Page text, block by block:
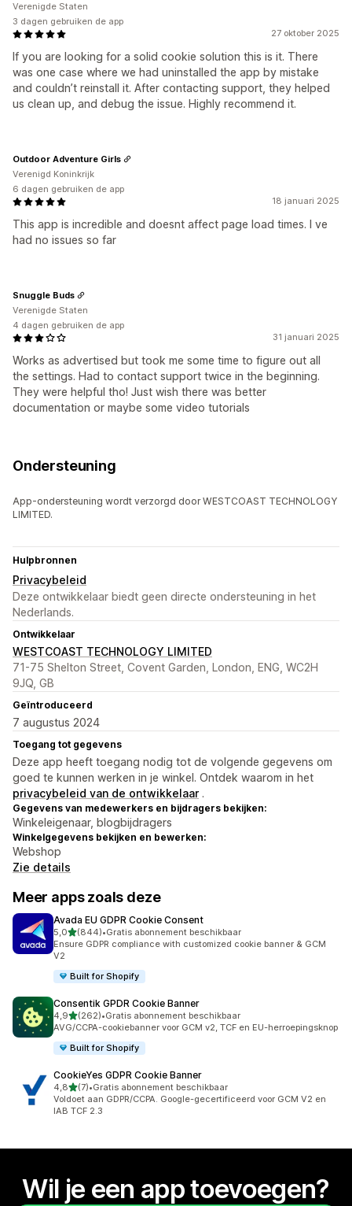
27 oktober 2025
If you are looking for a solid cookie solution this is it. There
was one case where we had uninstalled the app by mistake
and couldn’t reinstall it. After contacting support, they helped
us clean up, and debug the issue. Highly recommend it.
Verenigde Staten
3 dagen gebruiken de app
18 januari 2025
This app is incredible and doesnt affect page load times. I ve
had no issues so far
Outdoor Adventure Girls
Verenigd Koninkrijk
6 dagen gebruiken de app
31 januari 2025
Works as advertised but took me some time to figure out all
the settings. Had to contact support twice in the beginning.
They were helpful tho! Just wish there was better
documentation or maybe some video tutorials
Snuggle Buds
Verenigde Staten
4 dagen gebruiken de app
Ondersteuning
App-ondersteuning wordt verzorgd door WESTCOAST TECHNOLOGY
LIMITED.
Hulpbronnen
Privacybeleid
Deze ontwikkelaar biedt geen directe ondersteuning in het
Nederlands.
Ontwikkelaar
WESTCOAST TECHNOLOGY LIMITED
71-75 Shelton Street, Covent Garden, London, ENG, WC2H
9JQ, GB
Geïntroduceerd
7 augustus 2024
Toegang tot gegevens
Deze app heeft toegang nodig tot de volgende gegevens om
goed te kunnen werken in je winkel. Ontdek waarom in het
privacybeleid van de ontwikkelaar .
Gegevens van medewerkers en bijdragers bekijken:
Winkeleigenaar, blogbijdragers
Winkelgegevens bekijken en bewerken:
Webshop
Zie details
Meer apps zoals deze
Avada EU GDPR Cookie Consent
5,0van 5 sterren
(844)
844 recensies in totaal
•Gratis abonnement beschikbaar
Ensure GDPR compliance with customized cookie banner & GCM
V2
Built for Shopify
Consentik GPDR Cookie Banner
4,9van 5 sterren
(262)
262 recensies in totaal
•Gratis abonnement beschikbaar
AVG/CCPA-cookiebanner voor GCM v2, TCF en EU-herroepingsknop
Built for Shopify
CookieYes GDPR Cookie Banner
4,8van 5 sterren
(7)
7 recensies in totaal
•Gratis abonnement beschikbaar
Voldoet aan GDPR/CCPA. Google-gecertificeerd voor GCM V2 en
IAB TCF 2.3
Wil je een app toevoegen?